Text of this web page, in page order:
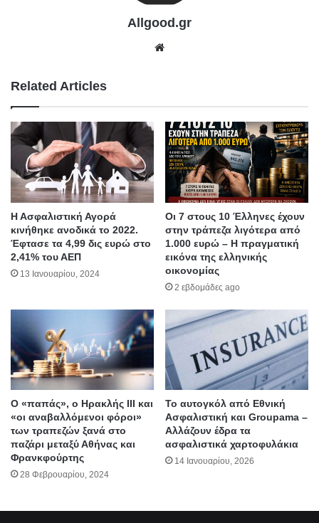
Allgood.gr
Related Articles
Η Ασφαλιστική Αγορά
κινήθηκε ανοδικά το 2022.
Έφτασε τα 4,99 δις ευρώ στο
2,41% του ΑΕΠ
13 Ιανουαρίου, 2024
Οι 7 στους 10 Έλληνες έχουν
στην τράπεζα λιγότερα από
1.000 ευρώ – Η πραγματική
εικόνα της ελληνικής
οικονομίας
2 εβδομάδες ago
Ο «παπάς», ο Ηρακλής ΙΙΙ και
«οι αναβαλλόμενοι φόροι»
των τραπεζών ξανά στο
παζάρι μεταξύ Αθήνας και
Φρανκφούρτης
28 Φεβρουαρίου, 2024
Το αυτογκόλ από Εθνική
Ασφαλιστική και Groupama –
Αλλάζουν έδρα τα
ασφαλιστικά χαρτοφυλάκια
14 Ιανουαρίου, 2026